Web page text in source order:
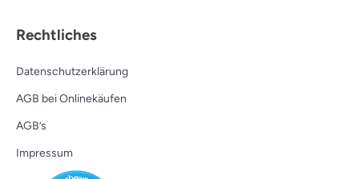
Rechtliches
Datenschutzerklärung
AGB bei Onlinekäufen
AGB’s
Impressum